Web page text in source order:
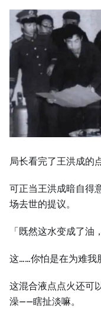
局长看完了王洪成的
可正当王洪成暗自得
场去世的提议。
「既然这水变成了油
这……你怕是在为难我
这混合液点点火还可
澡——瞎扯淡嘛。